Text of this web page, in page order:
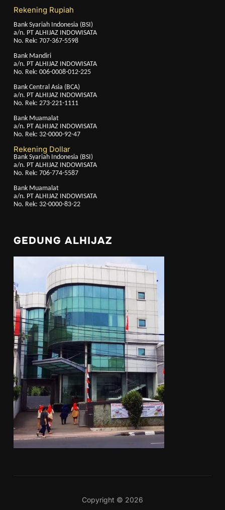
Rekening Rupiah
Bank Syariah Indonesia (BSI)
a/n. PT ALHIJAZ INDOWISATA
No. Rek: 707-367-5598
Bank Mandiri
a/n. PT ALHIJAZ INDOWISATA
No. Rek: 006-0008-012-225
Bank Central Asia (BCA)
a/n. PT ALHIJAZ INDOWISATA
No. Rek: 273-221-1111
Bank Muamalat
a/n. PT ALHIJAZ INDOWISATA
No. Rek: 32-0000-92-47
Rekening Dollar
Bank Syariah Indonesia (BSI)
a/n. PT ALHIJAZ INDOWISATA
No. Rek: 706-774-5587
Bank Muamalat
a/n. PT ALHIJAZ INDOWISATA
No. Rek: 32-0000-83-22
GEDUNG ALHIJAZ
Copyright © 2026